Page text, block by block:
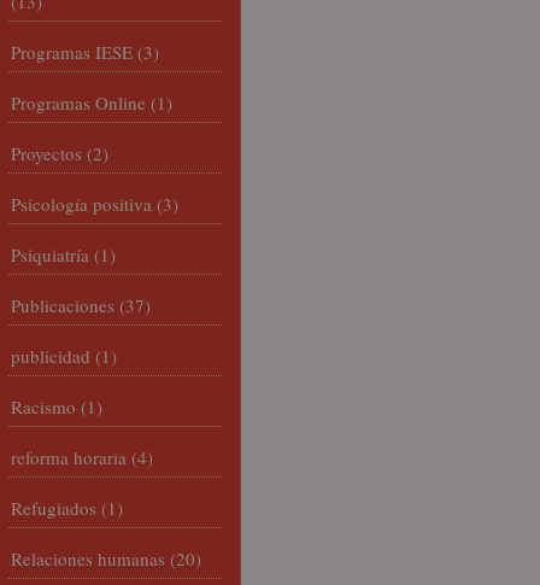
Programas IESE (3)
Programas Online (1)
Proyectos (2)
Psicología positiva (3)
Psiquiatría (1)
Publicaciones (37)
publicidad (1)
Racismo (1)
reforma horaria (4)
Refugiados (1)
Relaciones humanas (20)